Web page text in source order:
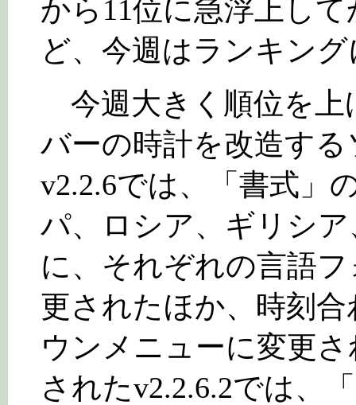
から11位に急浮上し
ど、今週はランキン
今週大きく順位を上
バーの時計を改造す
v2.2.6では、「書式」
パ、ロシア、ギリシ
に、それぞれの言語
更されたほか、時刻
ウンメニューに変更
されたv2.2.6.2では、